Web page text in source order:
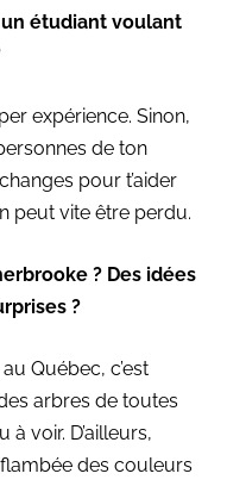
étudiant voulant
expérience. Sinon,
de ton
pour t’aider
peut vite être perdu.
? Des idées
?
Québec, c’est
arbres de toutes
à voir. D’ailleurs,
des couleurs